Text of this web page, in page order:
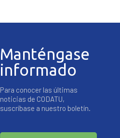
Manténgase
informado
Para conocer las últimas
noticias de CODATU,
suscríbase a nuestro boletín.